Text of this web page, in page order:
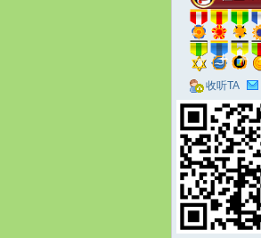
模
收听TA